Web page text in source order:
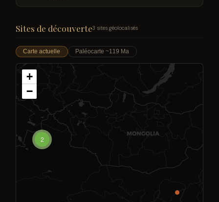
Sites de découverte3 sites géolocalisés
Carte actuelle Paléocarte ~119 Ma
2
+
−